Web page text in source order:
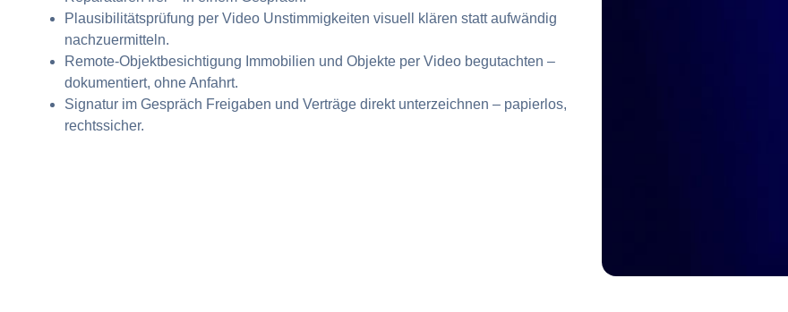
Plausibilitätsprüfung per Video Unstimmigkeiten visuell klären statt aufwändig
nachzuermitteln.
Remote-Objektbesichtigung Immobilien und Objekte per Video begutachten –
dokumentiert, ohne Anfahrt.
Signatur im Gespräch Freigaben und Verträge direkt unterzeichnen – papierlos,
rechtssicher.